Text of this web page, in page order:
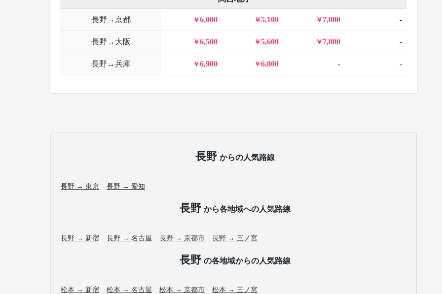
長野→京都 6,000 5,100 7,000 -
長野→大阪 6,500 5,600 7,000 -
長野→兵庫 6,900 6,000 - -
長野 からの人気路線
長野 → 東京 長野 → 愛知
長野 から各地域への人気路線
長野 → 新宿 長野 → 名古屋 長野 → 京都市 長野 → 三ノ宮
長野 の各地域からの人気路線
松本 → 新宿 松本 → 名古屋 松本 → 京都市 松本 → 三ノ宮